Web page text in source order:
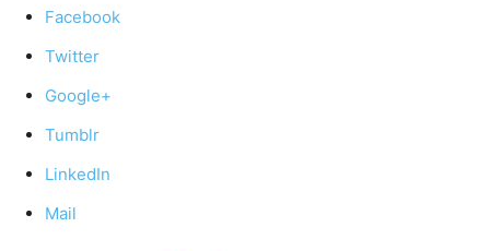
Facebook
Twitter
Google+
Tumblr
LinkedIn
Mail